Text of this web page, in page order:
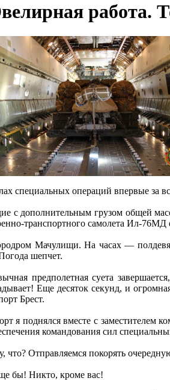
работа.
специальных операций впервые за
с дополнительным грузом общей
транспортного самолета
Мачулищи. На часах —
шепчет.
предполетная суета
Еще десяток секунд, и
Брест.
я поднялся вместе с заместителем
командования сил
что? Отправляемся покорять
бы! Никто, кроме вас!